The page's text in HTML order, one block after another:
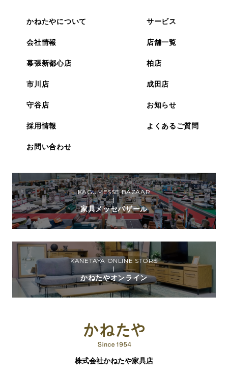
株式会社かねたや家具店
KAGUMESSE BAZAAR
家具メッセバザール
KANETAYA ONLINE STORE
かねたやオンライン
かねたやについて サービス
会社情報 店舗一覧
幕張新都心店 柏店
市川店 成田店
守谷店 お知らせ
採用情報 よくあるご質問
お問い合わせ